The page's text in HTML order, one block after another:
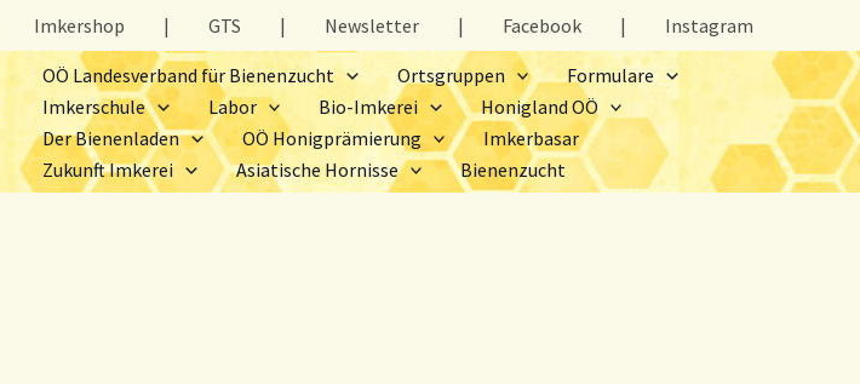
Imkershop | GTS | Newsletter | Facebook | Instagram
OÖ Landesverband für Bienenzucht Ortsgruppen
Formulare
Imkerschule
Labor Bio-Imkerei
Honigland OÖ
Der Bienenladen
OÖ Honigprämierung
Imkerbasar
Zukunft Imkerei
Asiatische Hornisse Bienenzucht